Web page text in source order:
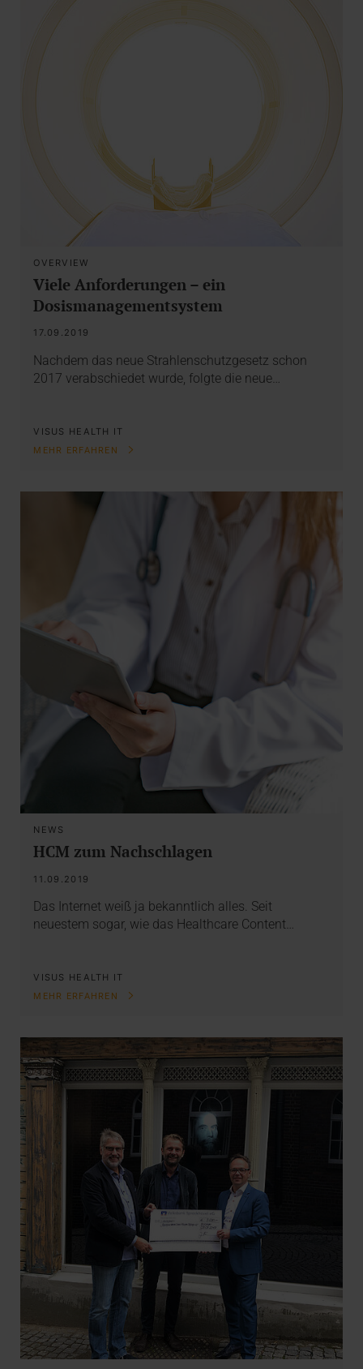
OVERVIEW
Viele Anforderungen – ein
Dosismanagementsystem
17.09.2019
Nachdem das neue Strahlenschutzgesetz schon
2017 verabschiedet wurde, folgte die neue…
VISUS HEALTH IT
MEHR ERFAHREN
NEWS
HCM zum Nachschlagen
11.09.2019
Das Internet weiß ja bekanntlich alles. Seit
neuestem sogar, wie das Healthcare Content…
VISUS HEALTH IT
MEHR ERFAHREN